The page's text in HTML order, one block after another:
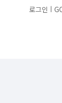
로그인 ㅣ